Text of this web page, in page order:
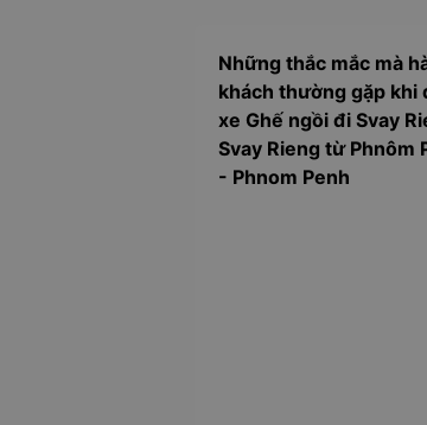
Những thắc mắc mà
khách thường gặp khi
xe Ghế ngồi đi Svay
Svay Rieng từ Phnôm
- Phnom Penh